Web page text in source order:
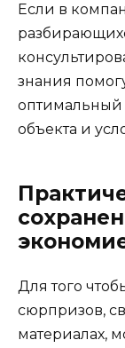
Если в
знания
оптимальный
объекта и
Для того
сюрпризов,
материалах,